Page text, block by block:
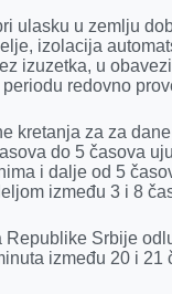
ulasku u zemlju
izolacija
izuzetka, u
redovno
kretanja za za
do 5 časova
i dalje od 5
između 3 i 8
Srbije
između 20 i 21